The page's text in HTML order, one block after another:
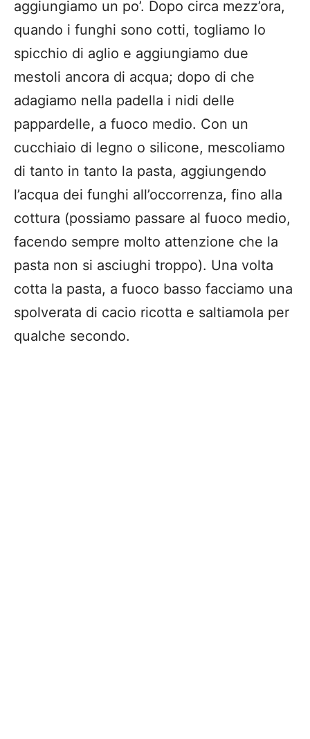
aggiungiamo un po’. Dopo circa mezz’ora,
quando i funghi sono cotti, togliamo lo
spicchio di aglio e aggiungiamo due
mestoli ancora di acqua; dopo di che
adagiamo nella padella i nidi delle
pappardelle, a fuoco medio. Con un
cucchiaio di legno o silicone, mescoliamo
di tanto in tanto la pasta, aggiungendo
l’acqua dei funghi all’occorrenza, fino alla
cottura (possiamo passare al fuoco medio,
facendo sempre molto attenzione che la
pasta non si asciughi troppo). Una volta
cotta la pasta, a fuoco basso facciamo una
spolverata di cacio ricotta e saltiamola per
qualche secondo.